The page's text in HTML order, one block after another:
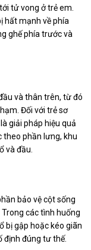
tử vong ở trẻ em.
hất mạnh về phía
ghế phía trước và
và thân trên, từ đó
Đối với trẻ sơ
giải pháp hiệu quả
theo phần lưng, khu
và đầu.
bảo vệ cột sống
các tình huống
bị gập hoặc kéo giãn
định đúng tư thế.